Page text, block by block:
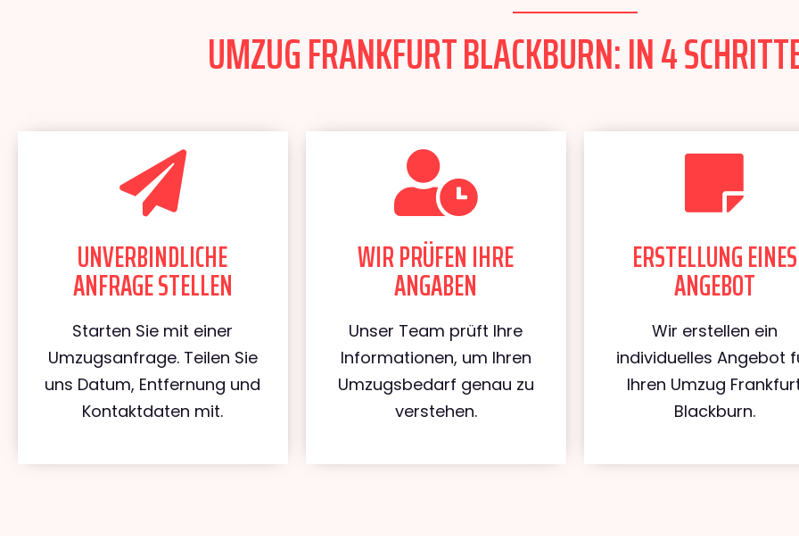
UMZUG FRANKFURT BLACKBURN: IN 4
UNVERBINDLICHE
ANFRAGE STELLEN
Starten Sie mit einer
Umzugsanfrage. Teilen Sie
uns Datum, Entfernung und
Kontaktdaten mit.
WIR PRÜFEN IHRE
ANGABEN
Unser Team prüft Ihre
Informationen, um Ihren
Umzugsbedarf genau zu
verstehen.
ERSTELLUNG EINES
ANGEBOT
Wir erstellen ein
individuelles Angebot
Ihren Umzug
Blackburn.